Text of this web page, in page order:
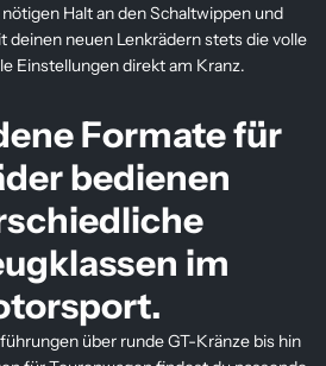
Halt an den Schaltwippen und
deinen neuen Lenkrädern stets die volle
Einstellungen direkt am Kranz.
Formate für
bedienen
im
über runde GT-Kränze bis hin